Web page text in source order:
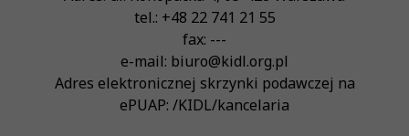
tel.: +48 22 741 21 55
fax: ---
e-mail: biuro@kidl.org.pl
Adres elektronicznej skrzynki podawczej na
ePUAP: /KIDL/kancelaria